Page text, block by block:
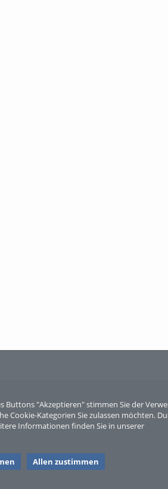
Buttons "Akzeptieren" stimmen Sie der
Cookie-Kategorien Sie zulassen möchten.
Informationen finden Sie in unserer
Allen zustimmen